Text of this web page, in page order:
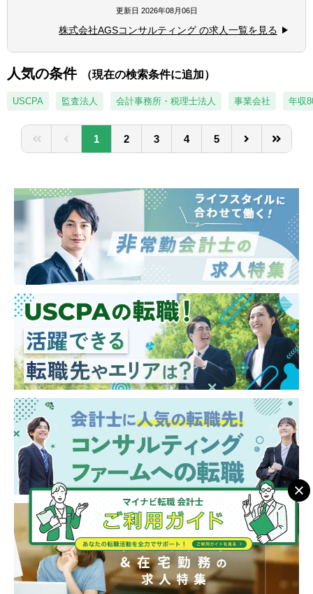
比率算定/PPA/財務モデリングなど）
■FA業務（エグゼキューション中心、ソーシ
ング業務は行わない。TOB/株式交換/株式移
転などの案件もあり）
■M&Aにかかる会計/税務相談業務
■カーブアウト分析（カーブアウトPL/BS分
析、プロフォーマ分析）
どの支援業務
■PMI業務（経理/財務のほか、PMO/ガバナン
ス/経営管理等）
見直し、再生計画策定/事業売却検討、セラー
【キャリアパス】
■年功序列ではなく、実績/能力ベースでの評
■またM&A未経験者の場合は、財務DDから経
験し、その後バリュエーション、FA、PMIや
ビジネスDDなども経験してM&Aにかかる必
要業務を一気通貫に経験する機会を得られま
す。
■アソシエイト ⇒ シニアアソシエイト
⇒ アシスタントマネージャー
■マネージャーからはマネジメントコース
（チームを牽引）、専門コース（各事業部の
チームにて専門性を発揮）に分岐。シニアマ
ネージャー、ディレクター。
■事業部長 ⇒ 副部門長 ⇒ 部門長（FAS
部門のトップ）
※所属は株式会社AGSコンサルティングにな
り、株式会社AGS FASに出向する形態になり
ます。
更新日 2026年08月06日
株式会社AGSコンサルティング の求人一覧を見る
人気の条件 （現在の検索条件に追加）
USCPA 監査法人 会計事務所・税理士法人 事業会社 年収
1 2 3 4 5